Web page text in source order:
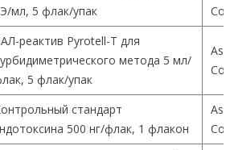
мл, 5 флак/упак
реактив Pyrotell-T для
метода 5 мл/
5 флак/упак
стандарт
500 нг/флак, 1 флакон